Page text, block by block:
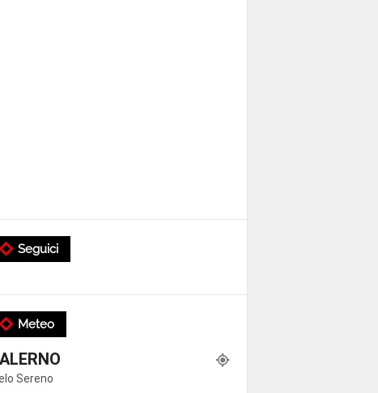
Seguici
Meteo
Sereno